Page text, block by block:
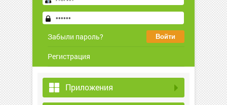
Забыли пароль?
Регистрация
Приложения